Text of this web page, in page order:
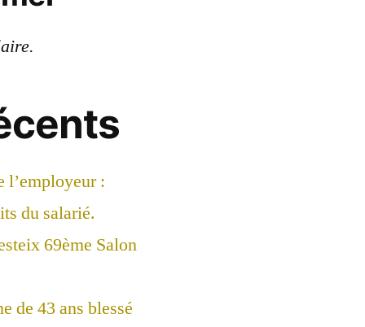
l’employeur :
du salarié.
69ème Salon
de 43 ans blessé